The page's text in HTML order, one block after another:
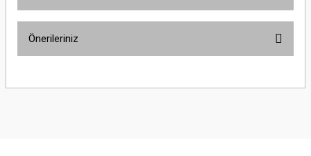
Önerileriniz
yetersiz gördüğünüz noktaları öneri formunu kullanarak tarafımıza